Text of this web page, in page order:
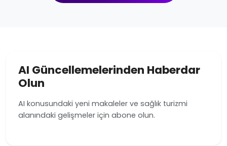
AI Güncellemelerinden Haberdar
Olun
AI konusundaki yeni makaleler ve sağlık turizmi
alanındaki gelişmeler için abone olun.